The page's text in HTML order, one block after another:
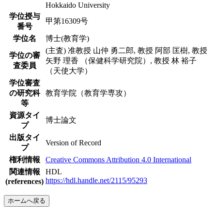
Hokkaido University
学位授与
番号
甲第16309号
学位名 博士(教育学)
学位の審
査委員
(主査) 准教授 山仲 勇二郎, 教授 阿部 匡樹, 教授
矢野 理香 （保健科学研究院）, 教授 林 裕子
（天使大学）
学位審査
の研究科
等
教育学院（教育学専攻）
資源タイ
プ
博士論文
出版タイ
プ
Version of Record
権利情報
Creative Commons Attribution 4.0 International
関連情報
(references)
HDL
https://hdl.handle.net/2115/95293
ホームへ戻る